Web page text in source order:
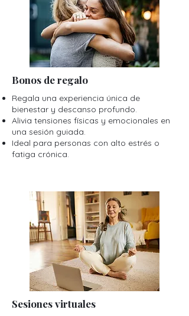
Bonos de regalo
Regala una experiencia única de
bienestar y descanso profundo.
Alivia tensiones físicas y emocionales en
una sesión guiada.
Ideal para personas con alto estrés o
fatiga crónica.
Sesiones virtuales